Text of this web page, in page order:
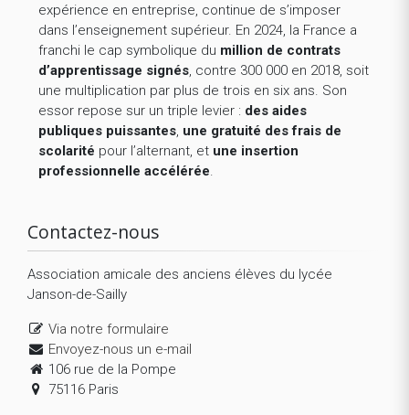
expérience en entreprise, continue de s’imposer
dans l’enseignement supérieur. En 2024, la France a
franchi le cap symbolique du million de contrats
d’apprentissage signés, contre 300 000 en 2018, soit
une multiplication par plus de trois en six ans. Son
essor repose sur un triple levier : des aides
publiques puissantes, une gratuité des frais de
scolarité pour l’alternant, et une insertion
professionnelle accélérée.
Contactez-nous
Association amicale des anciens élèves du lycée
Janson-de-Sailly
Via notre formulaire
Envoyez-nous un e-mail
106 rue de la Pompe
75116 Paris